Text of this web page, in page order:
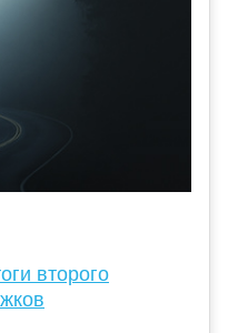
второго